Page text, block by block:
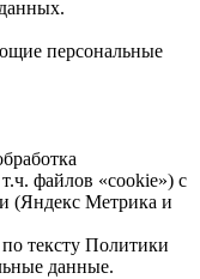
персональные
файлов «cookie») с
(Яндекс Метрика и
тексту Политики
данные.